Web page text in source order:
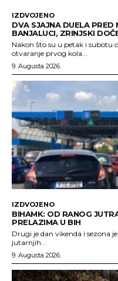
IZDVOJENO
DVA SJAJNA DUELA PRED
BANJALUCI, ZRINJSKI
Nakon što su u petak i subotu
otvaranje prvog kola...
9. Augusta 2026.
IZDVOJENO
BIHAMK: OD RANOG
PRELAZIMA U BIH
Drugi je dan vikenda i sezona
jutarnjih...
9. Augusta 2026.